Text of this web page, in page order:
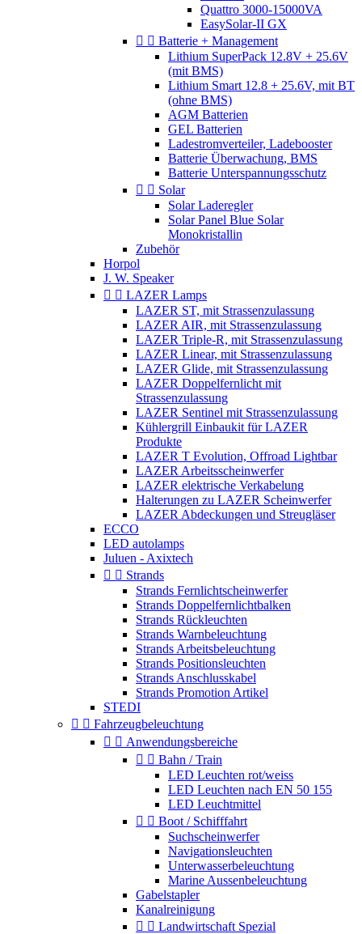
Quattro 3000-15000VA
EasySolar-II GX
  Batterie + Management
Lithium SuperPack 12.8V + 25.6V
(mit BMS)
Lithium Smart 12.8 + 25.6V, mit BT
(ohne BMS)
AGM Batterien
GEL Batterien
Ladestromverteiler, Ladebooster
Batterie Überwachung, BMS
Batterie Unterspannungsschutz
  Solar
Solar Laderegler
Solar Panel Blue Solar
Monokristallin
Zubehör
Horpol
J. W. Speaker
  LAZER Lamps
LAZER ST, mit Strassenzulassung
LAZER AIR, mit Strassenzulassung
LAZER Triple-R, mit Strassenzulassung
LAZER Linear, mit Strassenzulassung
LAZER Glide, mit Strassenzulassung
LAZER Doppelfernlicht mit
Strassenzulassung
LAZER Sentinel mit Strassenzulassung
Kühlergrill Einbaukit für LAZER
Produkte
LAZER T Evolution, Offroad Lightbar
LAZER Arbeitsscheinwerfer
LAZER elektrische Verkabelung
Halterungen zu LAZER Scheinwerfer
LAZER Abdeckungen und Streugläser
ECCO
LED autolamps
Juluen - Axixtech
  Strands
Strands Fernlichtscheinwerfer
Strands Doppelfernlichtbalken
Strands Rückleuchten
Strands Warnbeleuchtung
Strands Arbeitsbeleuchtung
Strands Positionsleuchten
Strands Anschlusskabel
Strands Promotion Artikel
STEDI
  Fahrzeugbeleuchtung
  Anwendungsbereiche
  Bahn / Train
LED Leuchten rot/weiss
LED Leuchten nach EN 50 155
LED Leuchtmittel
  Boot / Schifffahrt
Suchscheinwerfer
Navigationsleuchten
Unterwasserbeleuchtung
Marine Aussenbeleuchtung
Gabelstapler
Kanalreinigung
  Landwirtschaft Spezial